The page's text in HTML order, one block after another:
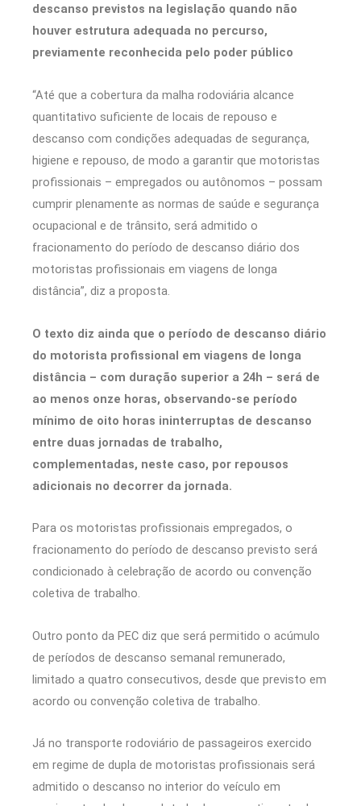
descanso previstos na legislação quando não
houver estrutura adequada no percurso,
previamente reconhecida pelo poder público
“Até que a cobertura da malha rodoviária alcance
quantitativo suficiente de locais de repouso e
descanso com condições adequadas de segurança,
higiene e repouso, de modo a garantir que motoristas
profissionais – empregados ou autônomos – possam
cumprir plenamente as normas de saúde e segurança
ocupacional e de trânsito, será admitido o
fracionamento do período de descanso diário dos
motoristas profissionais em viagens de longa
distância”, diz a proposta.
O texto diz ainda que o período de descanso diário
do motorista profissional em viagens de longa
distância – com duração superior a 24h – será de
ao menos onze horas, observando-se período
mínimo de oito horas ininterruptas de descanso
entre duas jornadas de trabalho,
complementadas, neste caso, por repousos
adicionais no decorrer da jornada.
Para os motoristas profissionais empregados, o
fracionamento do período de descanso previsto será
condicionado à celebração de acordo ou convenção
coletiva de trabalho.
Outro ponto da PEC diz que será permitido o acúmulo
de períodos de descanso semanal remunerado,
limitado a quatro consecutivos, desde que previsto em
acordo ou convenção coletiva de trabalho.
Já no transporte rodoviário de passageiros exercido
em regime de dupla de motoristas profissionais será
admitido o descanso no interior do veículo em